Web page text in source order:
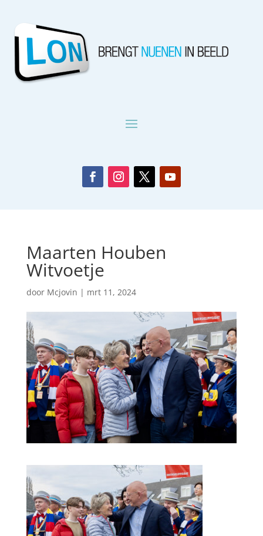
Maarten Houben
Witvoetje
door Mcjovin | mrt 11, 2024